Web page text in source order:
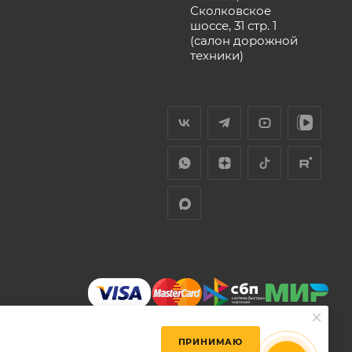
Сколковское
шоссе, 31 стр. 1
(салон дорожной
техники)
ПРИНИМАЮ